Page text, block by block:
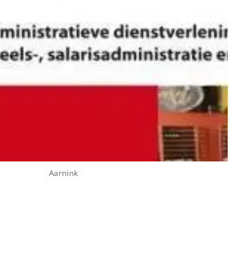
Aarnink